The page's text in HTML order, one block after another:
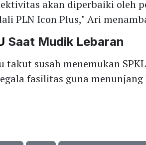
akan diperbaiki oleh
PLN Icon Plus," Ari
Saat Mudik Lebaran
susah menemukan
fasilitas guna